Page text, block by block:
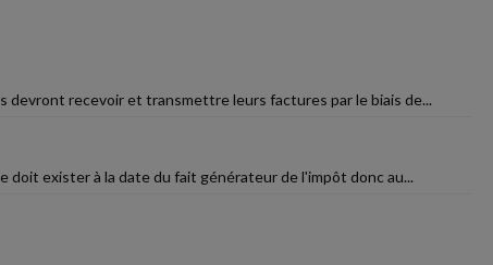
devront recevoir et transmettre leurs factures par le biais de...
exister à la date du fait générateur de l'impôt donc au...